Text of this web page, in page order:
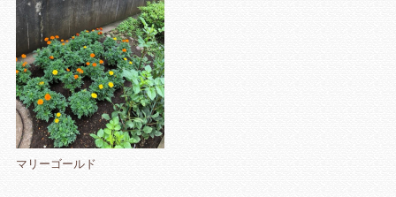
マリーゴールド